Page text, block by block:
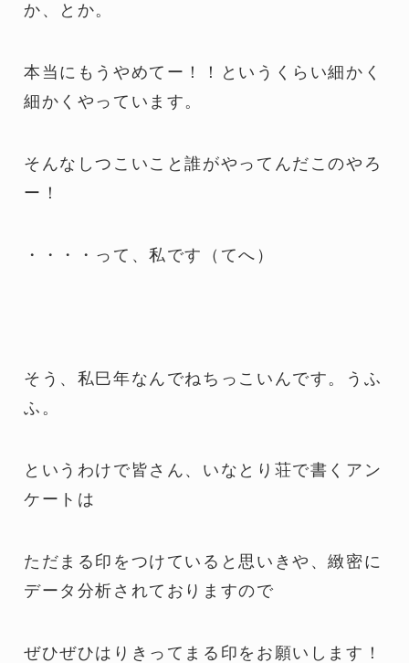
か、とか。
本当にもうやめてー！！というくらい細かく
細かくやっています。
そんなしつこいこと誰がやってんだこのやろ
ー！
・・・・って、私です（てへ）
そう、私巳年なんでねちっこいんです。うふ
ふ。
というわけで皆さん、いなとり荘で書くアン
ケートは
ただまる印をつけていると思いきや、緻密に
データ分析されておりますので
ぜひぜひはりきってまる印をお願いします！